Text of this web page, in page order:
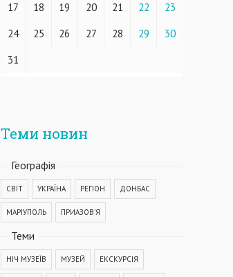
17
18 19 20 21 22
23
24
25 26 27 28 29
30
31
Теми новин
Географiя
СВІТ УКРАЇНА РЕГІОН ДОНБАС
МАРІУПОЛЬ ПРИАЗОВ'Я
Теми
НІЧ МУЗЕЇВ МУЗЕЙ ЕКСКУРСІЯ